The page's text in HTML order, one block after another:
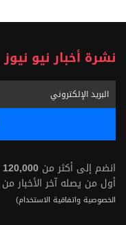
نشرة أخبار نيو نيوز
انضم إلى أكثر من 120,000 مشترك
أول من يصله آخر الأخبار من
الخصوصية واتفاقية الاستخدام)